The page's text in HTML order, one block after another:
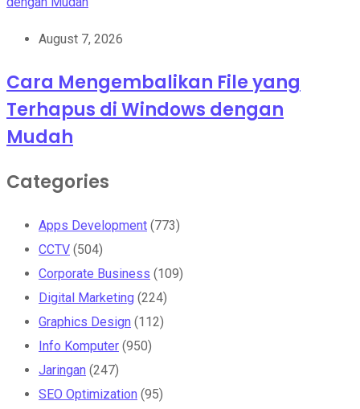
August 7, 2026
Cara Mengembalikan File yang
Terhapus di Windows dengan
Mudah
Categories
Apps Development (773)
CCTV (504)
Corporate Business (109)
Digital Marketing (224)
Graphics Design (112)
Info Komputer (950)
Jaringan (247)
SEO Optimization (95)